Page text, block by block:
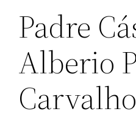
Padre
Alberio
Carvalho